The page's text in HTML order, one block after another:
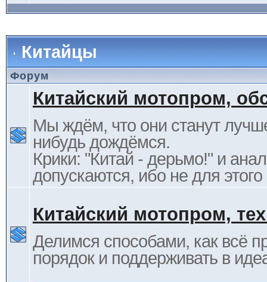
Китайцы
Форум
Китайский мотопром,
Мы ждём, что они станут
нибудь дождёмся.
Крики: "Китай - дерьмо!" и
допускаются, ибо не для
Китайский мотопром,
Делимся способами, как всё
порядок и поддерживать в